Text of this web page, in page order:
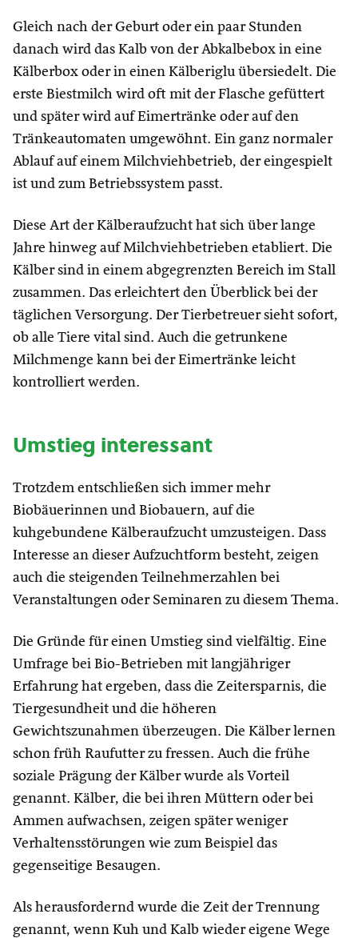
Gleich nach der Geburt oder ein paar Stunden
danach wird das Kalb von der Abkalbebox in eine
Kälberbox oder in einen Kälberiglu übersiedelt. Die
erste Biestmilch wird oft mit der Flasche gefüttert
und später wird auf Eimertränke oder auf den
Tränkeautomaten umgewöhnt. Ein ganz normaler
Ablauf auf einem Milchviehbetrieb, der eingespielt
ist und zum Betriebssystem passt.
Diese Art der Kälberaufzucht hat sich über lange
Jahre hinweg auf Milchviehbetrieben etabliert. Die
Kälber sind in einem abgegrenzten Bereich im Stall
zusammen. Das erleichtert den Überblick bei der
täglichen Versorgung. Der Tierbetreuer sieht sofort,
ob alle Tiere vital sind. Auch die getrunkene
Milchmenge kann bei der Eimertränke leicht
kontrolliert werden.
Umstieg interessant
Trotzdem entschließen sich immer mehr
Biobäuerinnen und Biobauern, auf die
kuhgebundene Kälberaufzucht umzusteigen. Dass
Interesse an dieser Aufzuchtform besteht, zeigen
auch die steigenden Teilnehmerzahlen bei
Veranstaltungen oder Seminaren zu diesem Thema.
Die Gründe für einen Umstieg sind vielfältig. Eine
Umfrage bei Bio-Betrieben mit langjähriger
Erfahrung hat ergeben, dass die Zeitersparnis, die
Tiergesundheit und die höheren
Gewichtszunahmen überzeugen. Die Kälber lernen
schon früh Raufutter zu fressen. Auch die frühe
soziale Prägung der Kälber wurde als Vorteil
genannt. Kälber, die bei ihren Müttern oder bei
Ammen aufwachsen, zeigen später weniger
Verhaltensstörungen wie zum Beispiel das
gegenseitige Besaugen.
Als herausfordernd wurde die Zeit der Trennung
genannt, wenn Kuh und Kalb wieder eigene Wege